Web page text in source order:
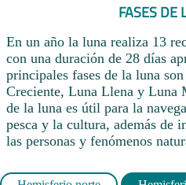
FASES DE
En un año la luna realiza 13
con una duración de 28 días
principales fases de la luna
Creciente, Luna Llena y Luna
de la luna es útil para la
pesca y la cultura, además de
las personas y fenómenos